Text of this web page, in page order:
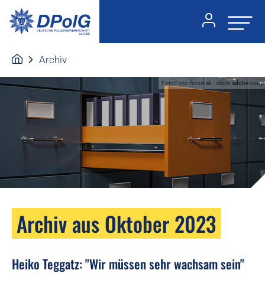
Archiv
Foto:Foto: fotomek - stock.adobe.com
Archiv aus Oktober 2023
Heiko Teggatz: "Wir müssen sehr wachsam sein"